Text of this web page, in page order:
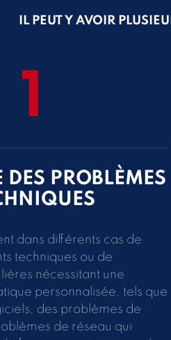
IL PEUT Y AVOIR
1
DES PROBLÈMES
dans différents cas de
techniques ou de
nécessitant une
personnalisée, tels que
des problèmes de
de réseau qui